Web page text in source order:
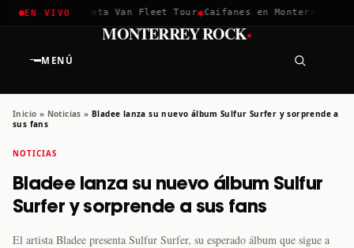
EN VIVO
2026 ✱Greta Van Fleet Tour✱Caifanes en Monterrey · 12
MENÚ
MONTERREY ROCK·
Inicio » Noticias » Bladee lanza su nuevo álbum Sulfur Surfer y sorprende a
sus fans
NOTICIAS
Bladee lanza su nuevo álbum Sulfur
Surfer y sorprende a sus fans
El artista Bladee presenta Sulfur Surfer, su esperado álbum que sigue a